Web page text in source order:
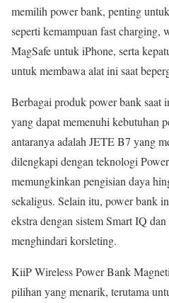
memilih power bank, penting
seperti kemampuan fast charging,
MagSafe untuk iPhone, serta
untuk membawa alat ini saat
Berbagai produk power bank saat
yang dapat memenuhi kebutuhan
antaranya adalah JETE B7 yang
dilengkapi dengan teknologi
memungkinkan pengisian daya
sekaligus. Selain itu, power bank
ekstra dengan sistem Smart IQ
menghindari korsleting.
KiiP Wireless Power Bank
pilihan yang menarik, terutama